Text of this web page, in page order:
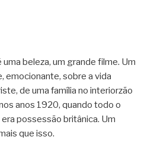
stars
uma beleza, um grande filme. Um
emocionante, sobre a vida
de uma família no interiorzão
anos 1920, quando todo o
possessão britânica. Um
que isso.